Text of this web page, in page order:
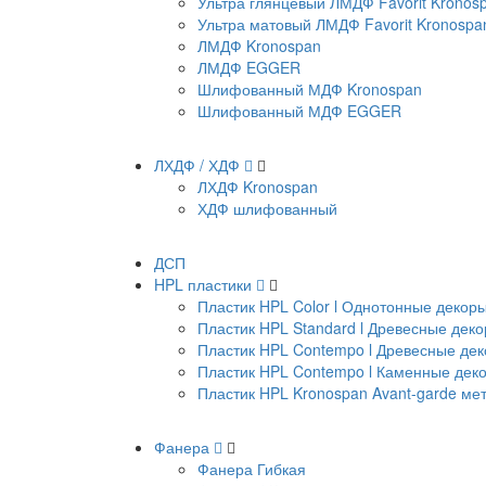
Ультра матовый ЛМДФ Favorit
ЛМДФ Kronospan
ЛМДФ EGGER
Шлифованный МДФ Kronospan
Шлифованный МДФ EGGER
ЛХДФ / ХДФ
ЛХДФ Kronospan
ХДФ шлифованный
ДСП
HPL пластики
Пластик HPL Color l Однотонные декоры
Пластик HPL Standard l Древесные
Пластик HPL Contempo l Древесные
Пластик HPL Contempo l Каменные
Пластик HPL Kronospan Avant-garde
Фанера
Фанера Гибкая